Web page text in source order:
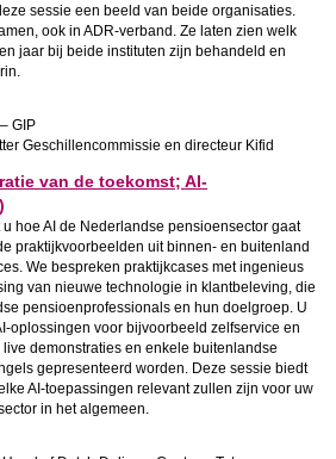
sessie een beeld van beide organisaties.
ook in ADR-verband. Ze laten zien welk
jaar bij beide instituten zijn behandeld en
GIP
Geschillencommissie en directeur Kifid
van de toekomst; AI-
hoe AI de Nederlandse pensioensector gaat
praktijkvoorbeelden uit binnen- en buitenland
We bespreken praktijkcases met ingenieus
van nieuwe technologie in klantbeleving, die
pensioenprofessionals en hun doelgroep. U
oplossingen voor bijvoorbeeld zelfservice en
demonstraties en enkele buitenlandse
gepresenteerd worden. Deze sessie biedt
AI-toepassingen relevant zullen zijn voor uw
in het algemeen.